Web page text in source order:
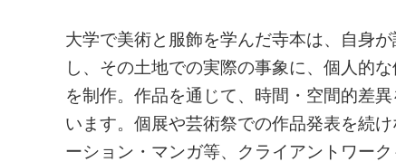
大学で美術と服飾を学んだ寺本は、自身
し、その土地での実際の事象に、個人的
を制作。作品を通じて、時間・空間的差
います。個展や芸術祭での作品発表を続
ーション・マンガ等、クライアントワーク